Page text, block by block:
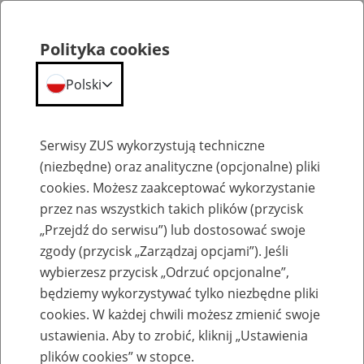
Emerytury
Baza zlikwidowanych lub
przekształconych zakładów pracy
Polityka cookies
Polski
Serwisy ZUS wykorzystują techniczne
(niezbędne) oraz analityczne (opcjonalne) pliki
cookies. Możesz zaakceptować wykorzystanie
przez nas wszystkich takich plików (przycisk
„Przejdź do serwisu”) lub dostosować swoje
zgody (przycisk „Zarządzaj opcjami”). Jeśli
wybierzesz przycisk „Odrzuć opcjonalne”,
będziemy wykorzystywać tylko niezbędne pliki
cookies. W każdej chwili możesz zmienić swoje
ustawienia. Aby to zrobić, kliknij „Ustawienia
plików cookies” w stopce.